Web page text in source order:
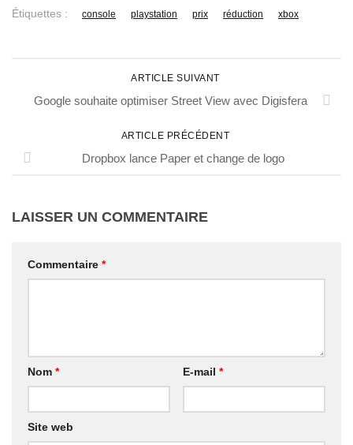
Étiquettes : console playstation prix réduction xbox
ARTICLE SUIVANT
Google souhaite optimiser Street View avec Digisfera
ARTICLE PRÉCÉDENT
Dropbox lance Paper et change de logo
LAISSER UN COMMENTAIRE
Commentaire *
Nom * E-mail *
Site web